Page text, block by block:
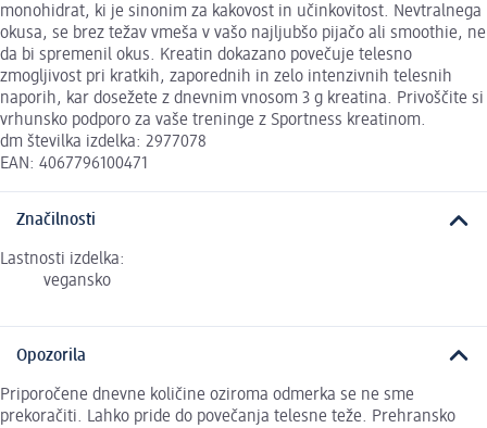
monohidrat, ki je sinonim za kakovost in učinkovitost. Nevtralnega
okusa, se brez težav vmeša v vašo najljubšo pijačo ali smoothie, ne
da bi spremenil okus. Kreatin dokazano povečuje telesno
zmogljivost pri kratkih, zaporednih in zelo intenzivnih telesnih
naporih, kar dosežete z dnevnim vnosom 3 g kreatina. Privoščite si
vrhunsko podporo za vaše treninge z Sportness kreatinom.
dm številka izdelka: 2977078
EAN: 4067796100471
Značilnosti
Lastnosti izdelka:
vegansko
Opozorila
Priporočene dnevne količine oziroma odmerka se ne sme
prekoračiti. Lahko pride do povečanja telesne teže. Prehransko